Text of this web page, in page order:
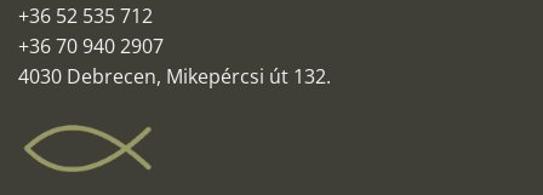
+36 52 535 712
+36 70 940 2907
4030 Debrecen, Mikepércsi út 132.